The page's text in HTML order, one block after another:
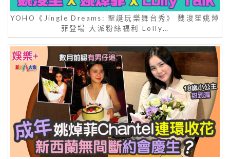
YOHO《Jingle Dreams: 聖誕玩樂舞台秀》 魏浚笙姚焯
菲登場 大派粉絲福利 Lolly…